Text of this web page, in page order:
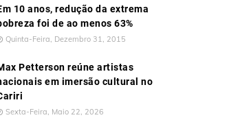
10 anos, redução da extrema
foi de ao menos 63%
Quinta-Feira, Dezembro 31, 2015
Petterson reúne artistas
em imersão cultural no
Sexta-Feira, Maio 22, 2026